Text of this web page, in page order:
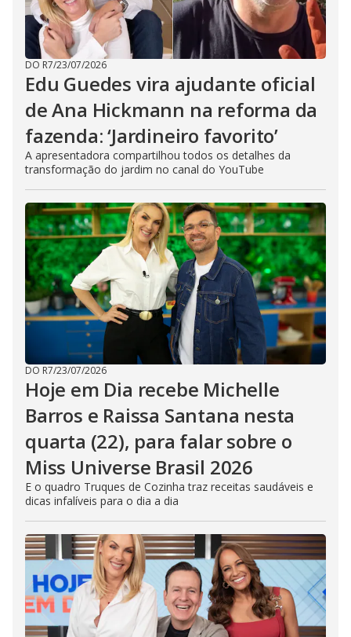
DO R7/23/07/2026
Edu Guedes vira ajudante oficial
de Ana Hickmann na reforma da
fazenda: ‘Jardineiro favorito’
A apresentadora compartilhou todos os detalhes da
transformação do jardim no canal do YouTube
DO R7/23/07/2026
Hoje em Dia recebe Michelle
Barros e Raissa Santana nesta
quarta (22), para falar sobre o
Miss Universe Brasil 2026
E o quadro Truques de Cozinha traz receitas saudáveis e
dicas infalíveis para o dia a dia